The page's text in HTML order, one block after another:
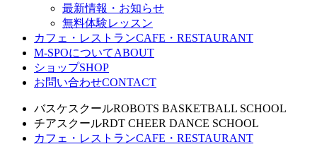
最新情報・お知らせ
無料体験レッスン
カフェ・レストランCAFE・RESTAURANT
M-SPOについてABOUT
ショップSHOP
お問い合わせCONTACT
バスケスクールROBOTS BASKETBALL SCHOOL
チアスクールRDT CHEER DANCE SCHOOL
カフェ・レストランCAFE・RESTAURANT